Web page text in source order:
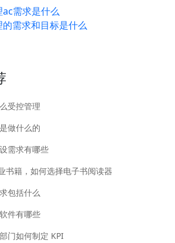
需求是什么
需求和目标是什么
受控管理
做什么的
需求有哪些
书籍，如何选择电子书阅读器
包括什么
件有哪些
门如何制定 KPI